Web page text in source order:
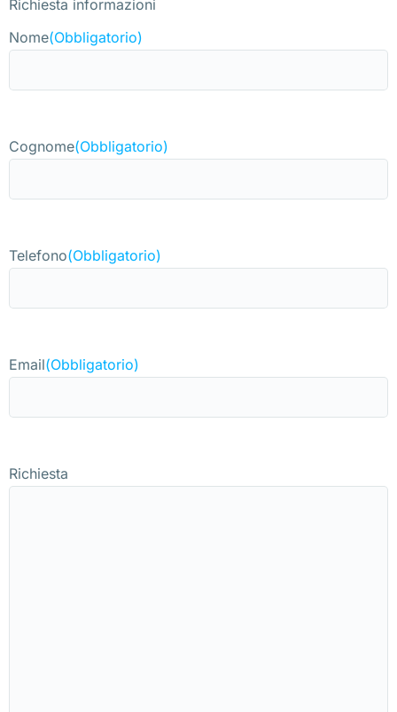
Richiesta informazioni
Nome(Obbligatorio)
Cognome(Obbligatorio)
Telefono(Obbligatorio)
Email(Obbligatorio)
Richiesta